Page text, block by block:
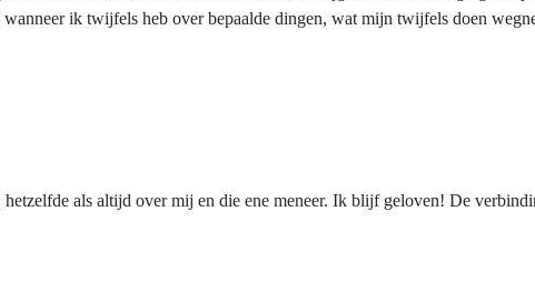
ik twijfels heb over bepaalde dingen, wat mijn twijfels doen
als altijd over mij en die ene meneer. Ik blijf geloven! De